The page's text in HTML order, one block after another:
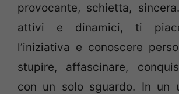
provocante, schietta,
attivi e dinamici, ti
l’iniziativa e conoscere
stupire, affascinare,
con un solo sguardo. In un